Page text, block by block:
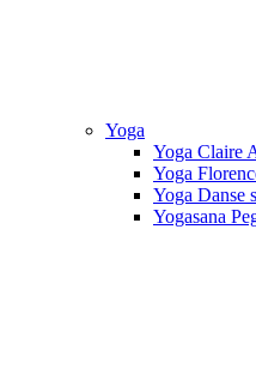
Yoga
Yoga Claire
Yoga
Yoga Danse
Yogasana